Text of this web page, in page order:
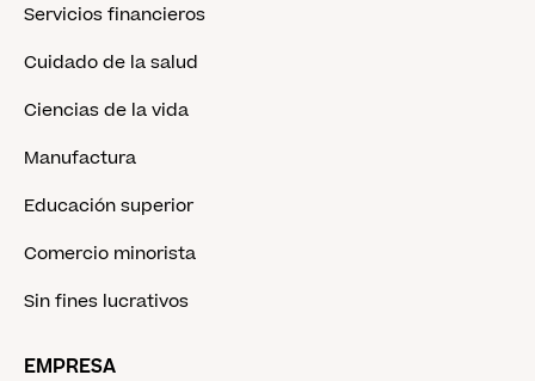
Servicios financieros
Cuidado de la salud
Ciencias de la vida
Manufactura
Educación superior
Comercio minorista
Sin fines lucrativos
EMPRESA